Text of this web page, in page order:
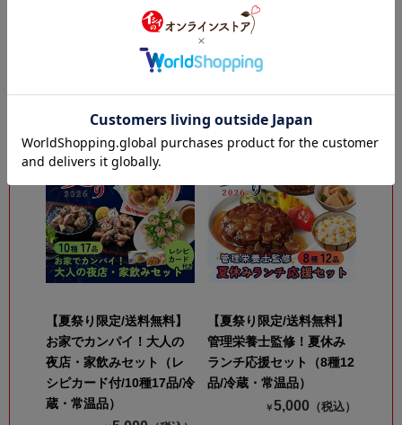
【送料無料/数量限定】夏
のごちそう便（10種21品/
【非常食にも日常使いに
も/送料無料】常温保存て
りやきミートボール 50袋
（常温品）公式通販限定
10,800（税込）
【夏祭り限定/送料無料】
お家でカンパイ！大人の
夜店・家飲みセット（レ
シピカード付/10種17品/冷
蔵・常温品）
【夏祭り限定/送料無料】
管理栄養士監修！夏休み
ランチ応援セット（8種12
品/冷蔵・常温品）
￥5,000 （税込）